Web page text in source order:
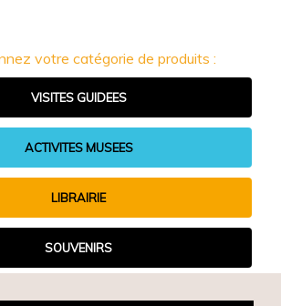
votre catégorie de produits :
VISITES GUIDEES
ACTIVITES MUSEES
LIBRAIRIE
SOUVENIRS